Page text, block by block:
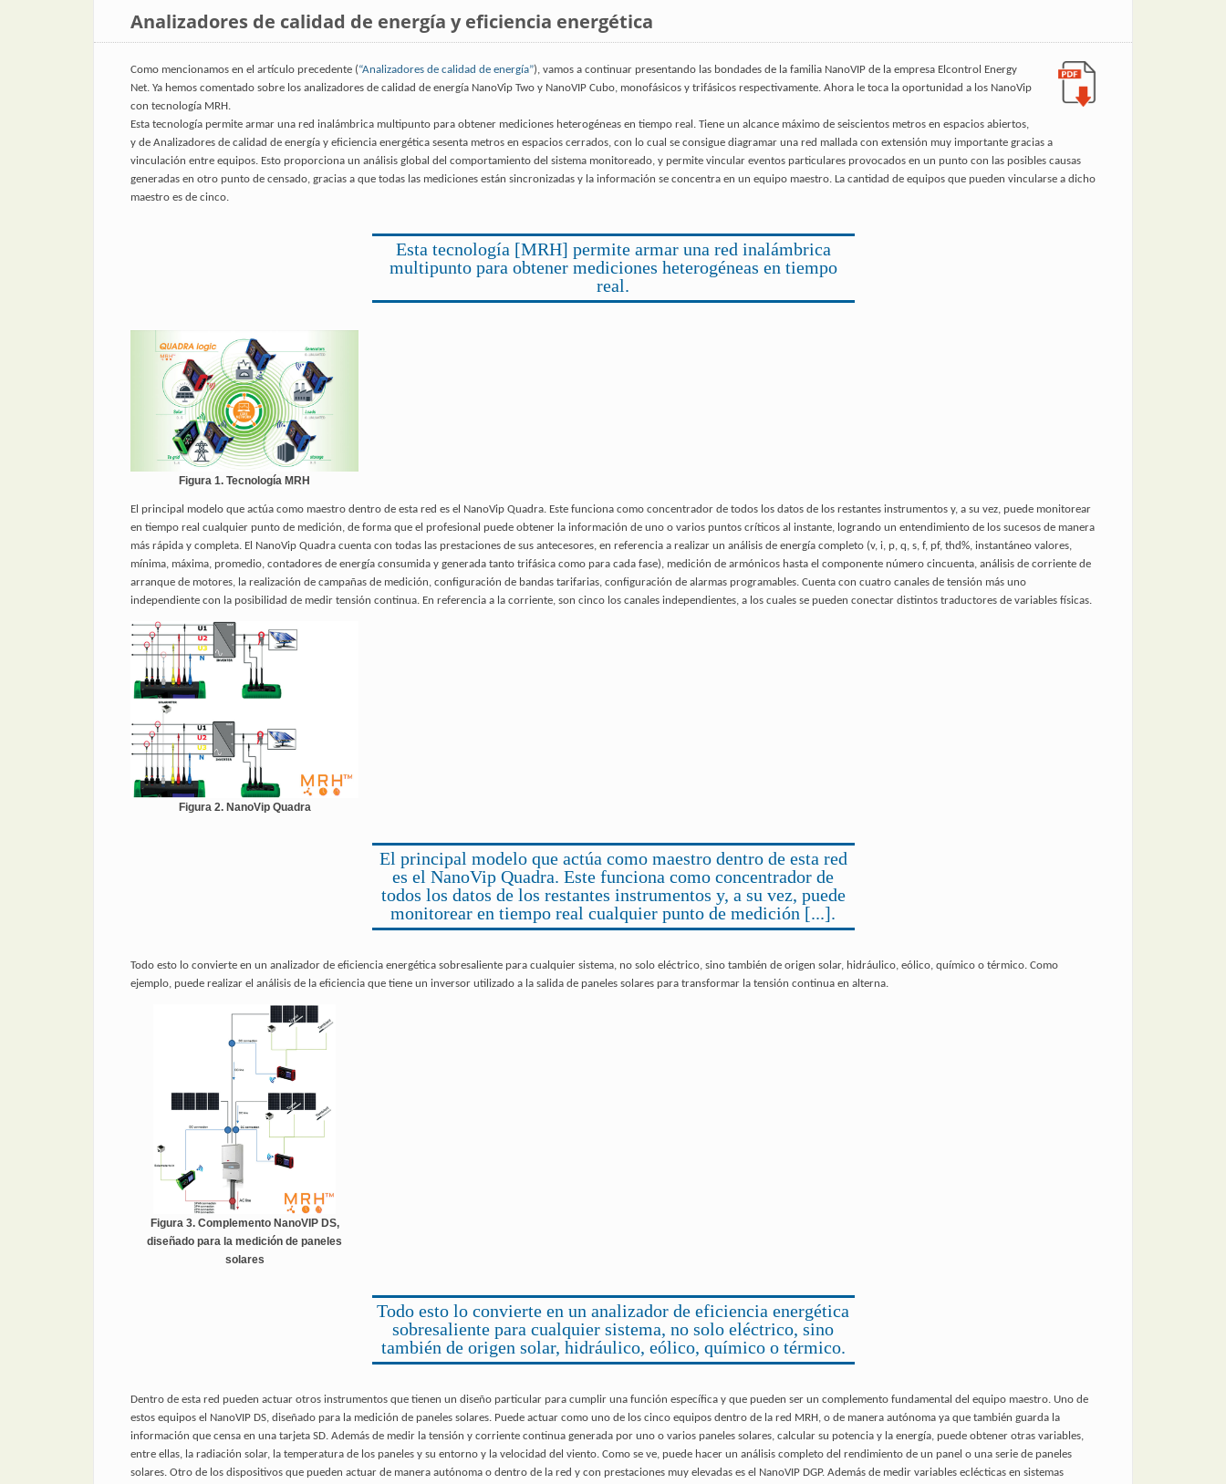
Analizadores de calidad de energía y eficiencia energética
Como mencionamos en el artículo precedente (“Analizadores de calidad de energía”), vamos a continuar presentando las bondades de la familia NanoVIP de la empresa Elcontrol Energy
Net. Ya hemos comentado sobre los analizadores de calidad de energía NanoVip Two y NanoVIP Cubo, monofásicos y trifásicos respectivamente. Ahora le toca la oportunidad a los NanoVip
con tecnología MRH.
Esta tecnología permite armar una red inalámbrica multipunto para obtener mediciones heterogéneas en tiempo real. Tiene un alcance máximo de seiscientos metros en espacios abiertos,
y de Analizadores de calidad de energía y eficiencia energética sesenta metros en espacios cerrados, con lo cual se consigue diagramar una red mallada con extensión muy importante gracias a
vinculación entre equipos. Esto proporciona un análisis global del comportamiento del sistema monitoreado, y permite vincular eventos particulares provocados en un punto con las posibles causas
generadas en otro punto de censado, gracias a que todas las mediciones están sincronizadas y la información se concentra en un equipo maestro. La cantidad de equipos que pueden vincularse a dicho
maestro es de cinco.
Esta tecnología [MRH] permite armar una red inalámbrica
multipunto para obtener mediciones heterogéneas en tiempo
real.
Figura 1. Tecnología MRH
El principal modelo que actúa como maestro dentro de esta red es el NanoVip Quadra. Este funciona como concentrador de todos los datos de los restantes instrumentos y, a su vez, puede monitorear
en tiempo real cualquier punto de medición, de forma que el profesional puede obtener la información de uno o varios puntos críticos al instante, logrando un entendimiento de los sucesos de manera
más rápida y completa. El NanoVip Quadra cuenta con todas las prestaciones de sus antecesores, en referencia a realizar un análisis de energía completo (v, i, p, q, s, f, pf, thd%, instantáneo valores,
mínima, máxima, promedio, contadores de energía consumida y generada tanto trifásica como para cada fase), medición de armónicos hasta el componente número cincuenta, análisis de corriente de
arranque de motores, la realización de campañas de medición, configuración de bandas tarifarias, configuración de alarmas programables. Cuenta con cuatro canales de tensión más uno
independiente con la posibilidad de medir tensión continua. En referencia a la corriente, son cinco los canales independientes, a los cuales se pueden conectar distintos traductores de variables físicas.
Figura 2. NanoVip Quadra
El principal modelo que actúa como maestro dentro de esta red
es el NanoVip Quadra. Este funciona como concentrador de
todos los datos de los restantes instrumentos y, a su vez, puede
monitorear en tiempo real cualquier punto de medición [...].
Todo esto lo convierte en un analizador de eficiencia energética sobresaliente para cualquier sistema, no solo eléctrico, sino también de origen solar, hidráulico, eólico, químico o térmico. Como
ejemplo, puede realizar el análisis de la eficiencia que tiene un inversor utilizado a la salida de paneles solares para transformar la tensión continua en alterna.
Figura 3. Complemento NanoVIP DS,
diseñado para la medición de paneles
solares
Todo esto lo convierte en un analizador de eficiencia energética
sobresaliente para cualquier sistema, no solo eléctrico, sino
también de origen solar, hidráulico, eólico, químico o térmico.
Dentro de esta red pueden actuar otros instrumentos que tienen un diseño particular para cumplir una función específica y que pueden ser un complemento fundamental del equipo maestro. Uno de
estos equipos el NanoVIP DS, diseñado para la medición de paneles solares. Puede actuar como uno de los cinco equipos dentro de la red MRH, o de manera autónoma ya que también guarda la
información que censa en una tarjeta SD. Además de medir la tensión y corriente continua generada por uno o varios paneles solares, calcular su potencia y la energía, puede obtener otras variables,
entre ellas, la radiación solar, la temperatura de los paneles y su entorno y la velocidad del viento. Como se ve, puede hacer un análisis completo del rendimiento de un panel o una serie de paneles
solares. Otro de los dispositivos que pueden actuar de manera autónoma o dentro de la red y con prestaciones muy elevadas es el NanoVIP DGP. Además de medir variables eclécticas en sistemas